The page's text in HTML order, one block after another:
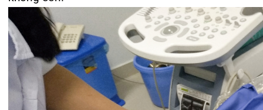
Với phương pháp tiêm cồn tuyệt đối trong điều trị
nang tuyến giáp được thực hiện tại bệnh viện đa
khoa quốc tế Hải Phòng sẽ giúp người bệnh
không cần phải phẫu thuật; sau thủ thuật bệnh
nhân ổn định có thể về ngay. Không tác động đến
các cấu trúc giải phẫu vùng cổ; không có sẹo mổ.
Ngoài ra, dưới hướng dẫn của siêu âm nên đặc